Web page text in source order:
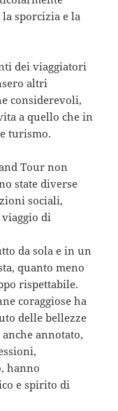
sporcizia e la
dei viaggiatori
altri
considerevoli,
a quello che in
turismo.
Tour non
state diverse
sociali,
di
da sola e in un
quanto meno
rispettabile.
coraggiose ha
delle bellezze
annotato,
hanno
e spirito di